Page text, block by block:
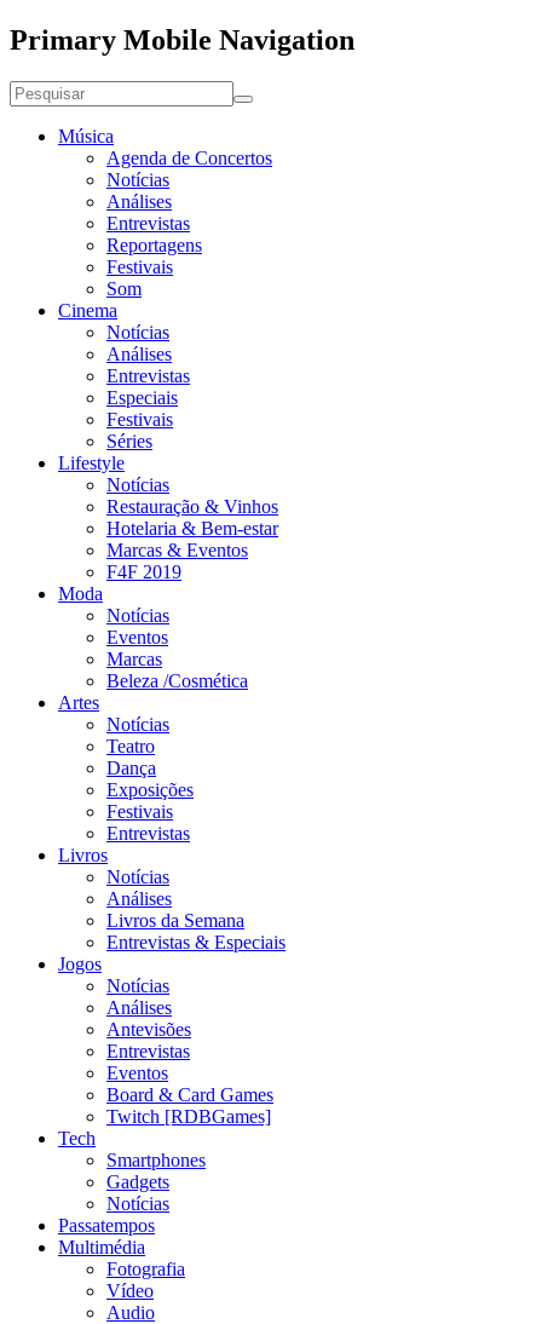
Primary Mobile Navigation
Música
Agenda de Concertos
Notícias
Análises
Entrevistas
Reportagens
Festivais
Som
Cinema
Notícias
Análises
Entrevistas
Especiais
Festivais
Séries
Lifestyle
Notícias
Restauração & Vinhos
Hotelaria & Bem-estar
Marcas & Eventos
F4F 2019
Moda
Notícias
Eventos
Marcas
Beleza /Cosmética
Artes
Notícias
Teatro
Dança
Exposições
Festivais
Entrevistas
Livros
Notícias
Análises
Livros da Semana
Entrevistas & Especiais
Jogos
Notícias
Análises
Antevisões
Entrevistas
Eventos
Board & Card Games
Twitch [RDBGames]
Tech
Smartphones
Gadgets
Notícias
Passatempos
Multimédia
Fotografia
Vídeo
Audio